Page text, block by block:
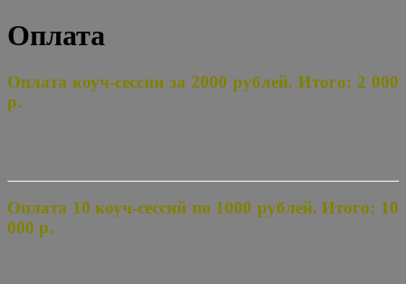
Оплата
Оплата коуч-сессии за 2000 рублей. Итого: 2 000
р.
Оплата 10 коуч-сессий по 1000 рублей. Итого: 10
000 р.